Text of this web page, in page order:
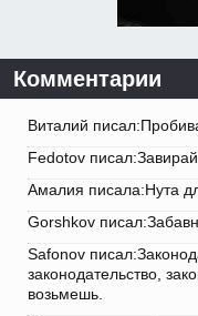
Комментарии
Виталий
Fedotov
Амалия писала:Нута
Gorshkov
Safonov
законодательство,
возьмешь.